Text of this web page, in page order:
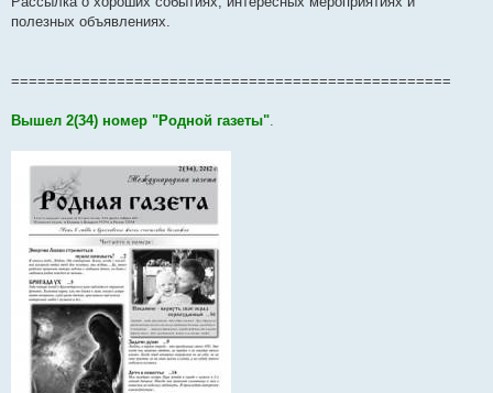
полезных объявлениях.
==================================================
Вышел 2(34) номер "Родной газеты".